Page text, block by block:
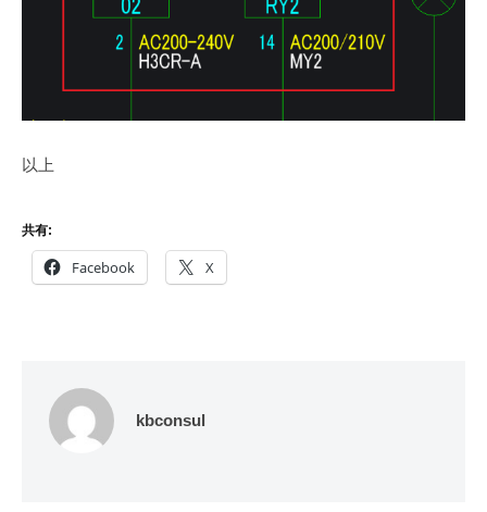
以上
共有:
Facebook X
kbconsul